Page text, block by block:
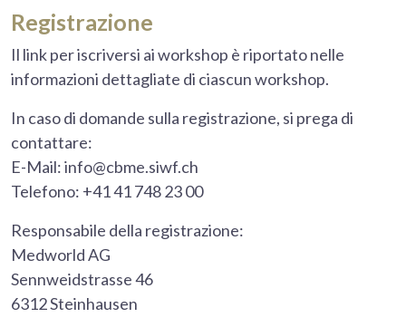
Registrazione
Il link per iscriversi ai workshop è riportato nelle
informazioni dettagliate di ciascun workshop.
In caso di domande sulla registrazione, si prega di
contattare:
E-Mail: info@cbme.siwf.ch
Telefono: +41 41 748 23 00
Responsabile della registrazione:
Medworld AG
Sennweidstrasse 46
6312 Steinhausen